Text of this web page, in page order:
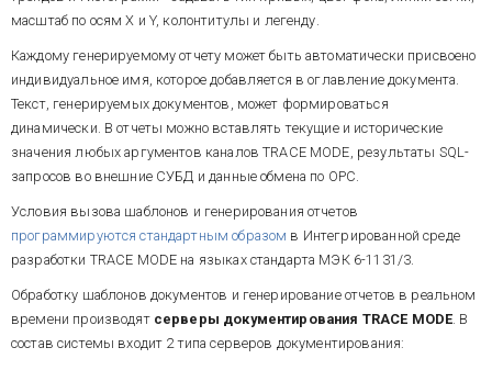
масштаб по осям Х и Y, колонтитулы и легенду.
Каждому генерируемому отчету может быть автоматически присвоено
индивидуальное имя, которое добавляется в оглавление документа.
Текст, генерируемых документов, может формироваться
динамически. В отчеты можно вставлять текущие и исторические
значения любых аргументов каналов TRACE MODE, результаты SQL-
запросов во внешние СУБД и данные обмена по OPC.
Условия вызова шаблонов и генерирования отчетов
программируются стандартным образом в Интегрированной среде
разработки TRACE MODE на языках стандарта МЭК 6-1131/3.
Обработку шаблонов документов и генерирование отчетов в реальном
времени производят серверы документирования TRACE MODE. В
состав системы входит 2 типа серверов документирования: